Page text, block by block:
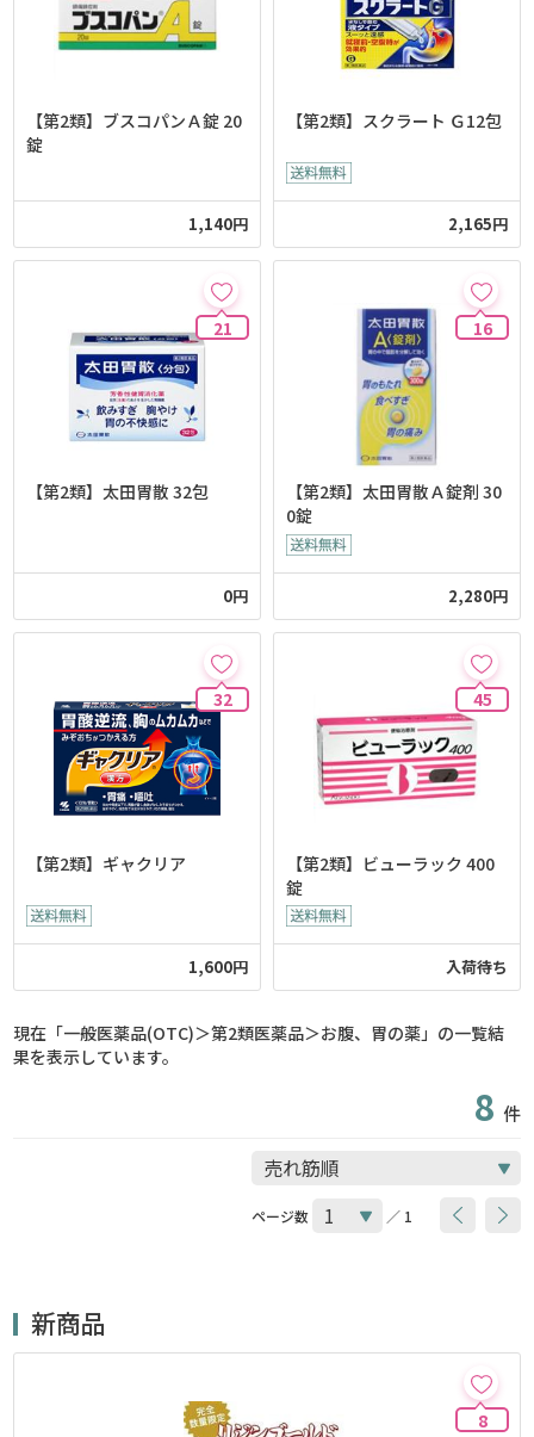
【第2類】ブスコパンＡ錠 20
錠
1,140円
【第2類】スクラート Ｇ12包
2,165円
21
【第2類】太田胃散 32包
0円
16
【第2類】太田胃散Ａ錠剤 30
0錠
2,280円
32
【第2類】ギャクリア
1,600円
45
【第2類】ビューラック 400
錠
入荷待ち
現在「一般医薬品(OTC)＞第2類医薬品＞お腹、胃の薬」の一覧結
果を表示しています。
8 件
ページ数 ／ 1
新商品
8